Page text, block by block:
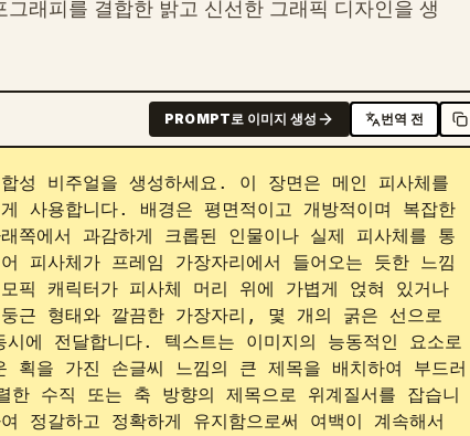
래피를 결합한 밝고 신선한 그래픽 디자인을 생
PROMPT로 이미지 생성 번역 전
성 비주얼을 생성하세요. 이 장면은 메인 피사체를
사용합니다. 배경은 평면적이고 개방적이며 복잡한
쪽에서 과감하게 크롭된 인물이나 실제 피사체를 통
피사체가 프레임 가장자리에서 들어오는 듯한 느낌
픽 캐릭터가 피사체 머리 위에 가볍게 얹혀 있거나
근 형태와 깔끔한 가장자리, 몇 개의 굵은 선으로
에 전달합니다. 텍스트는 이미지의 능동적인 요소로
획을 가진 손글씨 느낌의 큰 제목을 배치하여 부드러
수직 또는 축 방향의 제목으로 위계질서를 잡습니
정갈하고 정확하게 유지함으로써 여백이 계속해서